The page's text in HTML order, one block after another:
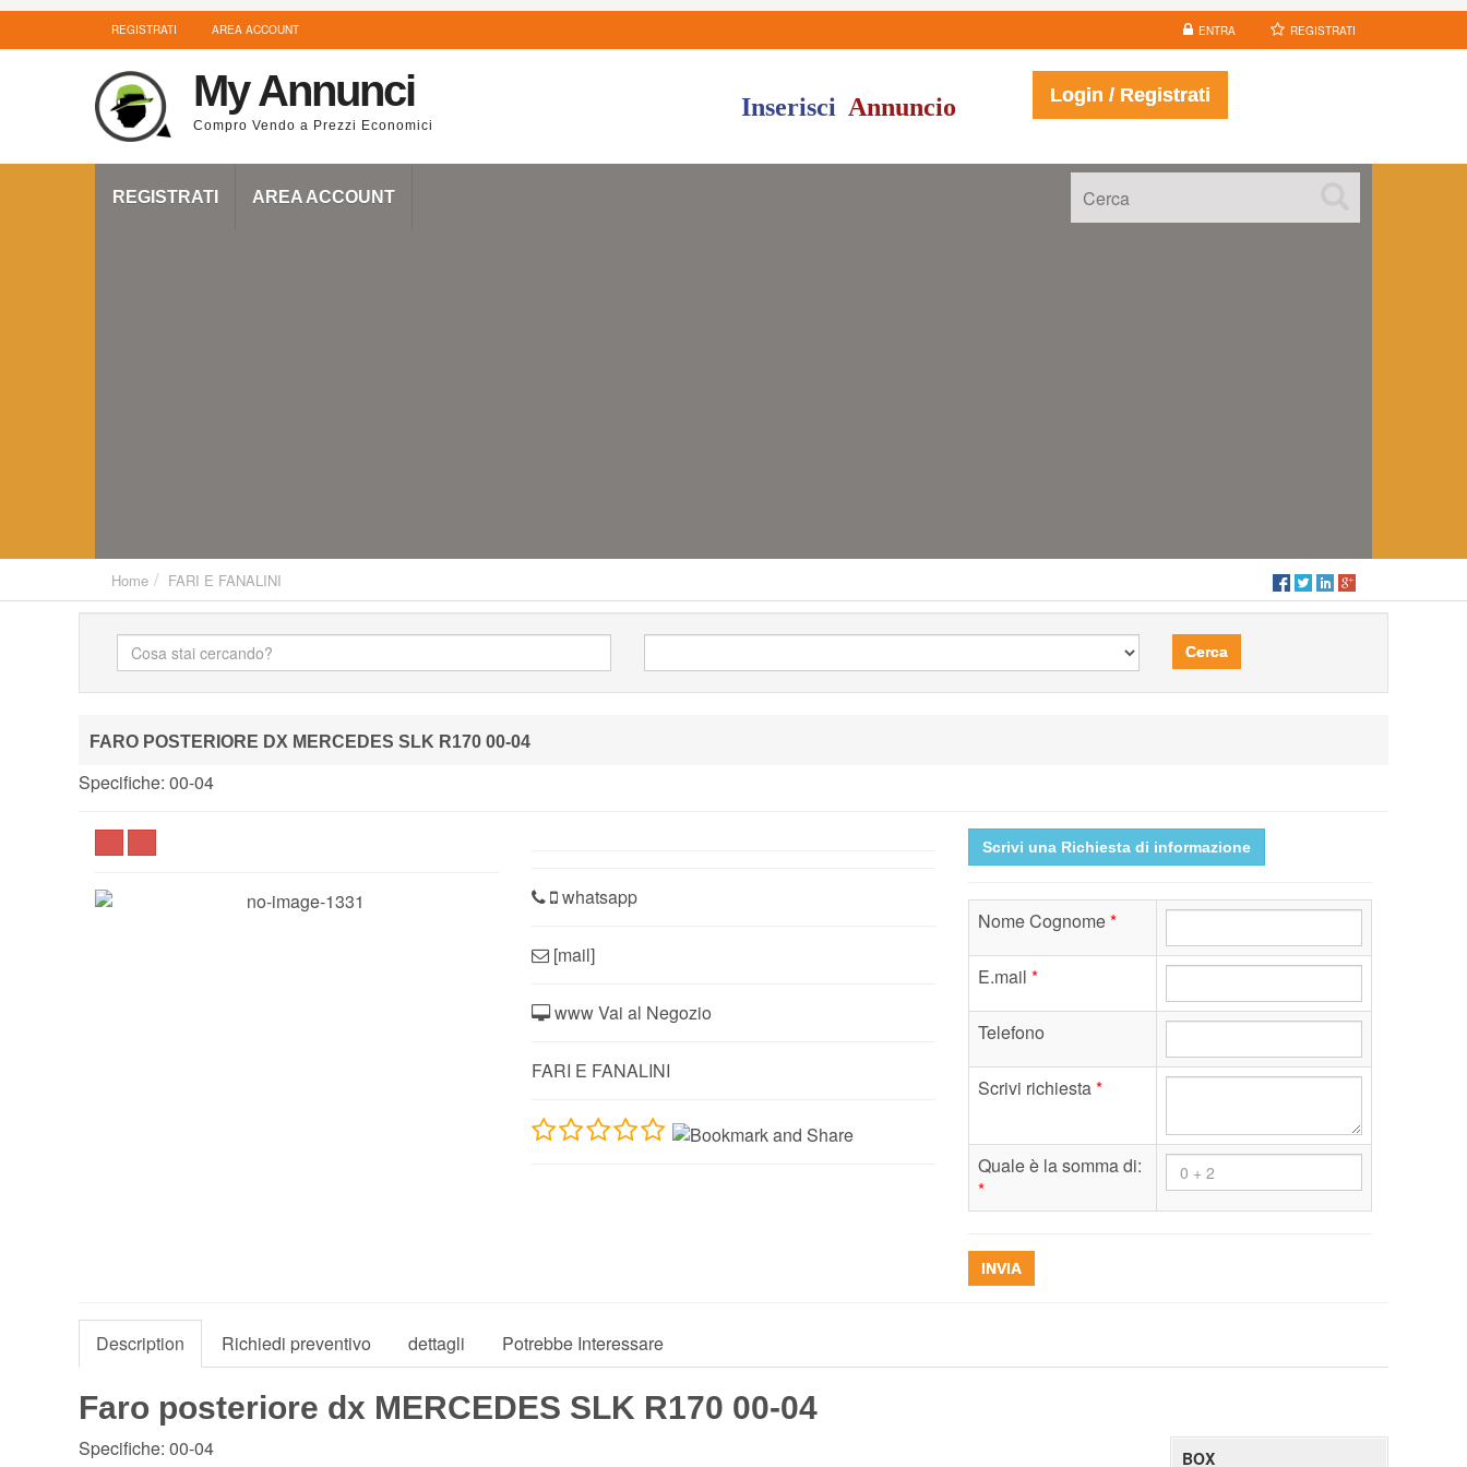
ENTRA REGISTRATI
REGISTRATI AREA ACCOUNT
My Annunci
Compro Vendo a Prezzi Economici
Inserisci Annuncio Login / Registrati
REGISTRATI AREA ACCOUNT
Home FARI E FANALINI
Cerca
FARO POSTERIORE DX MERCEDES SLK R170 00-04
Specifiche: 00-04
whatsapp
[mail]
www Vai al Negozio
FARI E FANALINI
Scrivi una Richiesta di informazione
Nome Cognome*
E.mail *
Telefono
Scrivi richiesta*
Quale è la somma di:
*
INVIA
Description Richiedi preventivo dettagli Potrebbe Interessare
Faro posteriore dx MERCEDES SLK R170 00-04
BOX
Specifiche: 00-04